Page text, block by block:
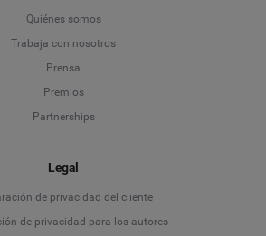
Quiénes somos
Trabaja con nosotros
Prensa
Premios
Partnerships
Legal
de privacidad del cliente
de privacidad para los autores